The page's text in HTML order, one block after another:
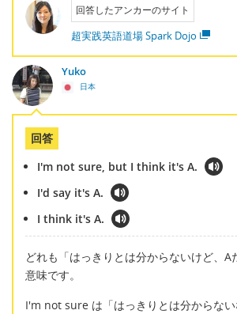
回答したアンカーのサイト
超実践英語道場 Spark Dojo
Yuko
日本
回答
I'm not sure, but I think it's A.
I'd say it's A.
I think it's A.
どれも「はっきりとは分からないけど、A
意味です。
I'm not sure は「はっきりとは分からな